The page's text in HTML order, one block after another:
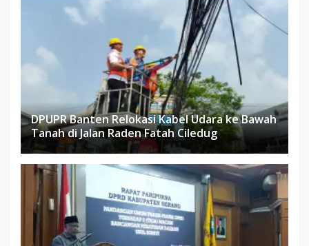
DPUPR Banten Relokasi Kabel Udara ke Bawah
Tanah di Jalan Raden Fatah Ciledug